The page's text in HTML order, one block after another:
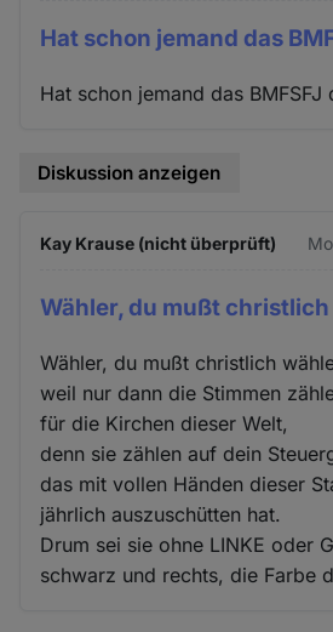
Hat schon jemand das
Hat schon jemand das
Diskussion anzeigen
Kay Krause (nicht überprüft)
Wähler, du mußt christlich
Wähler, du mußt christlich
weil nur dann die Stimmen
für die Kirchen dieser Welt,
denn sie zählen auf dein
das mit vollen Händen dieser
jährlich auszuschütten hat.
Drum sei sie ohne LINKE oder
schwarz und rechts, die Farbe